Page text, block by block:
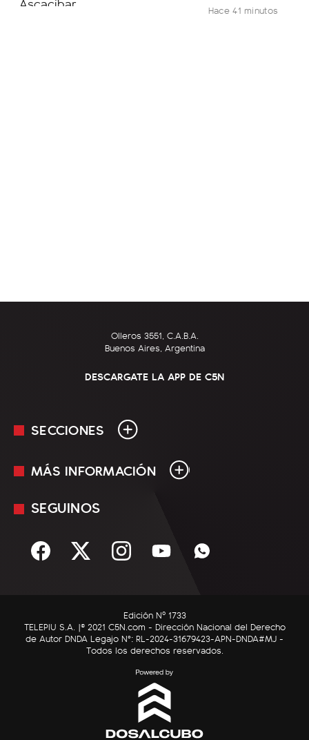
Hace 41 minutos
Olleros 3551, C.A.B.A.
Buenos Aires, Argentina
DESCARGATE LA APP DE C5N
SECCIONES
En Vivo
Sociedad
C5N Autos
RatingCero
MÁS INFORMACIÓN
Mediakit
Términos y condiciones
SEGUINOS
Edición Nº 1733
TELEPIU S.A. |© 2021 C5N.com - Dirección Nacional del Derecho
de Autor DNDA Legajo N°: RL-2024-31679423-APN-DNDA#MJ -
Todos los derechos reservados.